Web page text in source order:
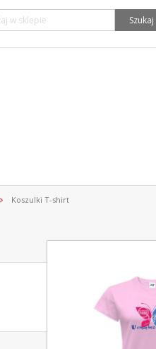
Szukaj
Koszulki T-shirt